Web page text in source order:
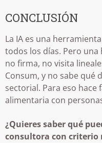
CONCLUSIÓN
La IA es una
todos los días. Pero
no firma, no visita
Consum, y no sabe qué
sectorial. Para eso
alimentaria con
¿Quieres saber qué
consultora con criterio